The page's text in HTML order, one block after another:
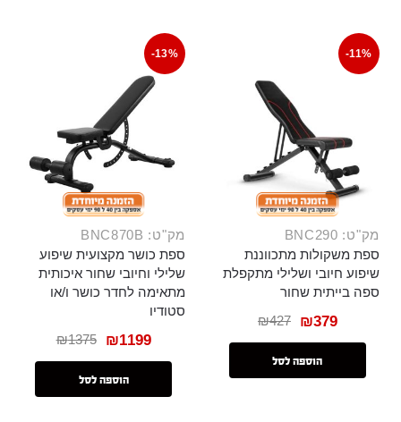
-11%
מק"ט: BNC290
ספת משקולות מתכווננת
שיפוע חיובי ושלילי מתקפלת
ספה בייתית שחור
₪427 ₪379
הוספה לסל
-13%
מק"ט: BNC870B
ספת כושר מקצועית שיפוע
שלילי וחיובי שחור איכותית
מתאימה לחדר כושר ו/או
סטודיו
₪1375 ₪1199
הוספה לסל